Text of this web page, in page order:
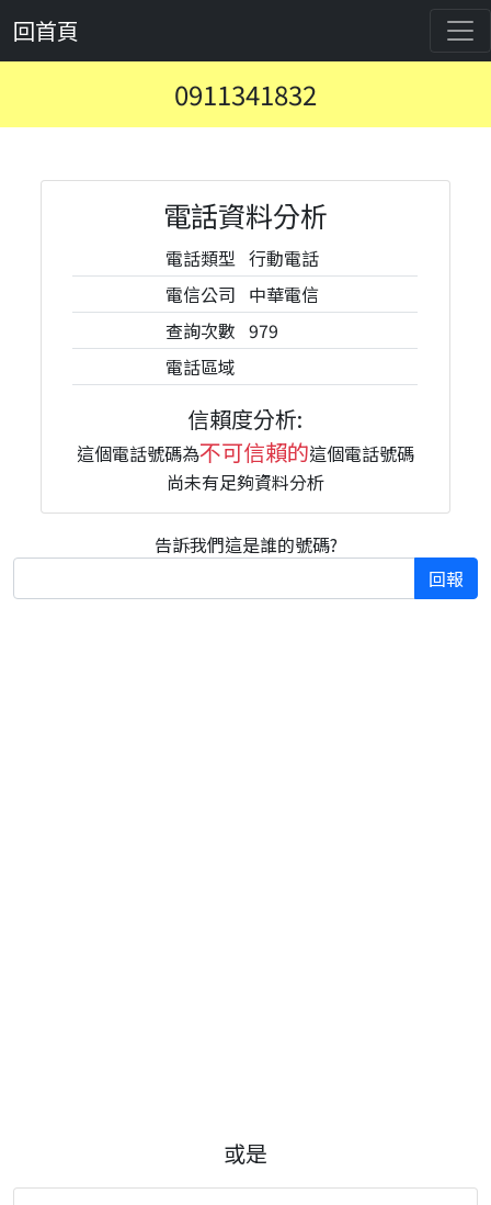
回首頁
0911341832
電話資料分析
電話類型 行動電話
電信公司 中華電信
查詢次數 979
電話區域
信賴度分析:
這個電話號碼為不可信賴的這個電話號碼
尚未有足夠資料分析
告訴我們這是誰的號碼?
回報
或是